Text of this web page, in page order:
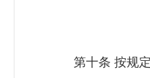
第十条 按规定